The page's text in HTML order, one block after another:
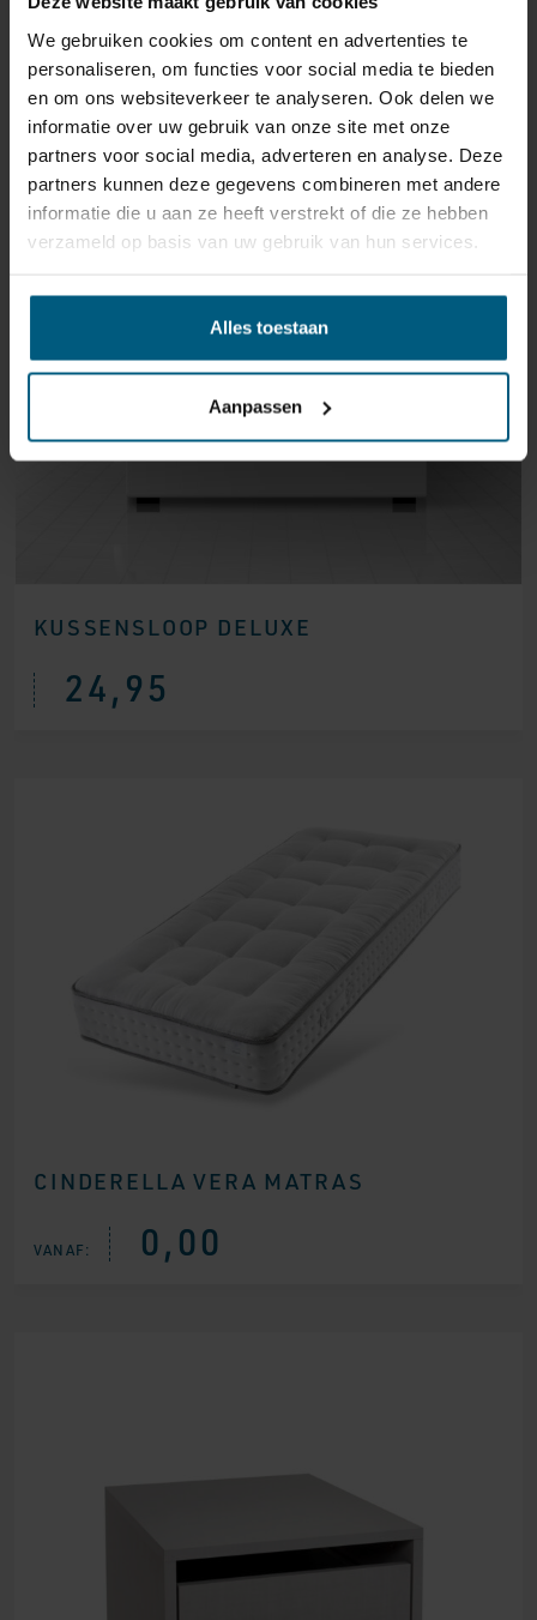
We gebruiken cookies om content en advertenties te
personaliseren, om functies voor social media te bieden
en om ons websiteverkeer te analyseren. Ook delen we
informatie over uw gebruik van onze site met onze
partners voor social media, adverteren en analyse. Deze
partners kunnen deze gegevens combineren met andere
informatie die u aan ze heeft verstrekt of die ze hebben
verzameld op basis van uw gebruik van hun services.
Alles toestaan
Aanpassen
GERELATEERDE PRODUCTEN
KUSSENSLOOP DELUXE
24,95
CINDERELLA VERA MATRAS
VANAF: 0,00